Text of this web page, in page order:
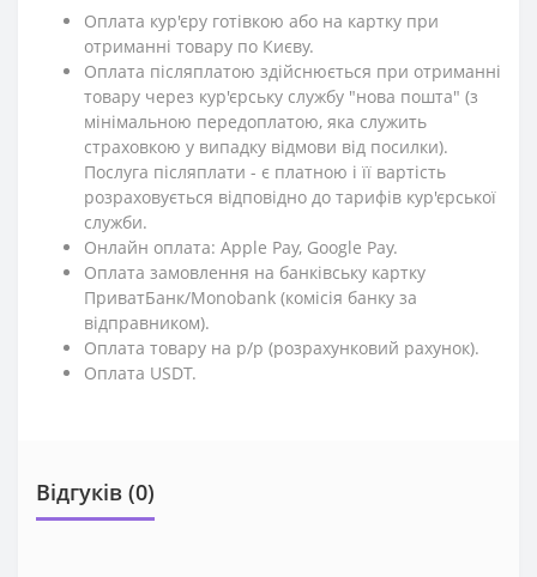
Оплата кур'єру готівкою або на картку при
отриманні товару по Києву.
Оплата післяплатою здійснюється при отриманні
товару через кур'єрську службу "нова пошта" (з
мінімальною передоплатою, яка служить
страховкою у випадку відмови від посилки).
Послуга післяплати - є платною і її вартість
розраховується відповідно до тарифів кур'єрської
служби.
Онлайн оплата: Apple Pay, Google Pay.
Оплата замовлення на банківську картку
ПриватБанк/Monobank (комісія банку за
відправником).
Оплата товару на р/р (розрахунковий рахунок).
Оплата USDT.
Відгуків (0)